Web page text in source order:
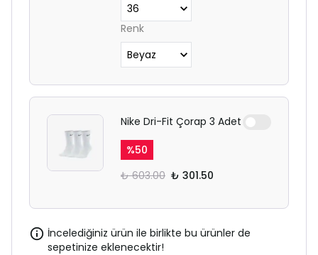
Renk
Nike Dri-Fit Çorap 3 Adet
%50
₺ 603.00 ₺ 301.50
İncelediğiniz ürün ile birlikte bu ürünler de
sepetinize eklenecektir!